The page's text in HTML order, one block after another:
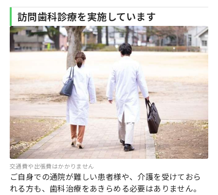
訪問歯科診療を実施しています
交通費や出張費はかかりません
ご自身での通院が難しい患者様や、介護を受けておら
れる方も、歯科治療をあきらめる必要はありません。